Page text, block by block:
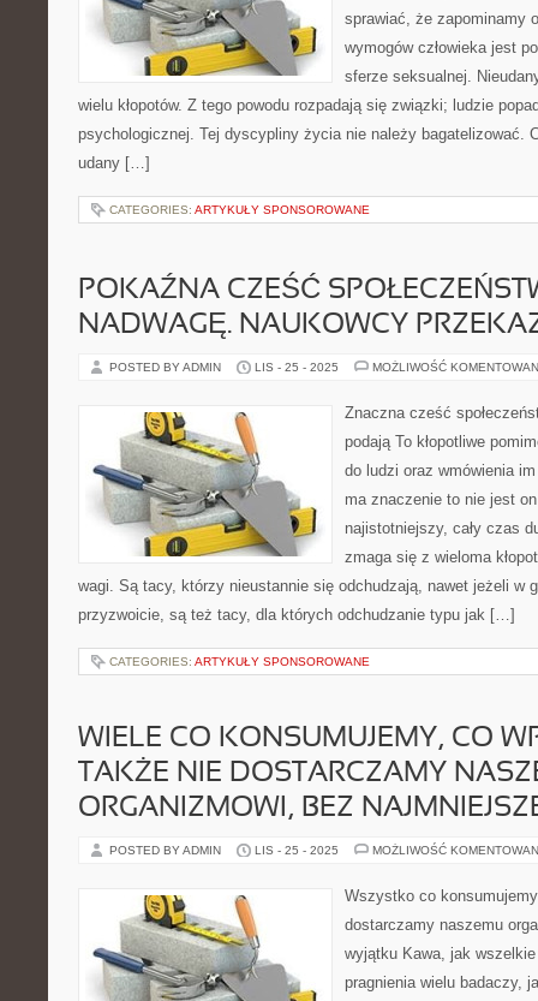
sprawiać, że zapominamy
wymogów człowieka jest
sferze seksualnej.
wielu kłopotów. Z tego powodu rozpadają się związki; ludzie
psychologicznej. Tej dyscypliny życia nie należy bagatelizować.
udany […]
CATEGORIES: ARTYKUŁY SPONSOROWANE
POKAŹNA CZEŚĆ
NADWAGĘ. NAUKOWCY
POSTED BY ADMIN LIS - 25 - 2025 MOŻLIWOŚĆ
Znaczna cześć
podają To kłopotliwe
do ludzi oraz wmówienia
ma znaczenie to nie jest
najistotniejszy, cały czas
zmaga się z wieloma
wagi. Są tacy, którzy nieustannie się odchudzają, nawet jeżeli w
przyzwoicie, są też tacy, dla których odchudzanie typu jak […]
CATEGORIES: ARTYKUŁY SPONSOROWANE
WIELE CO KONSUMUJEMY, CO
TAKŻE NIE DOSTARCZAMY
ORGANIZMOWI, BEZ
POSTED BY ADMIN LIS - 25 - 2025 MOŻLIWOŚĆ
Wszystko co
dostarczamy naszemu
wyjątku Kawa, jak
pragnienia wielu badaczy,